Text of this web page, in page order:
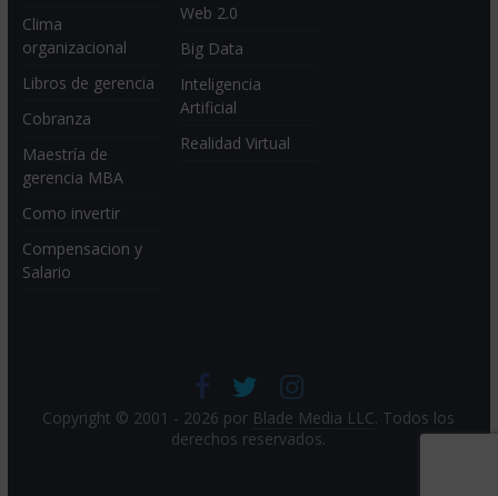
Clima
organizacional
Libros de gerencia
Cobranza
Maestría de
gerencia MBA
Como invertir
Compensacion y
Salario
Web 2.0
Big Data
Inteligencia
Artificial
Realidad Virtual
Copyright © 2001 - 2026 por Blade Media LLC. Todos los
derechos reservados.